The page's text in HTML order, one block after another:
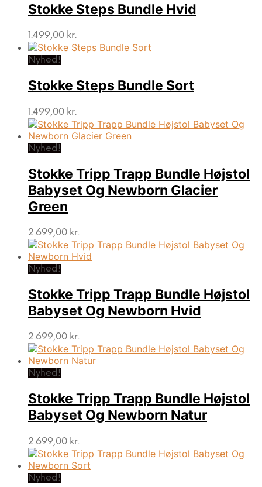
Stokke Steps Bundle Hvid
1.499,00 kr.
Nyhed!
Stokke Steps Bundle Sort
1.499,00 kr.
Nyhed!
Stokke Tripp Trapp Bundle Højstol
Babyset Og Newborn Glacier
Green
2.699,00 kr.
Nyhed!
Stokke Tripp Trapp Bundle Højstol
Babyset Og Newborn Hvid
2.699,00 kr.
Nyhed!
Stokke Tripp Trapp Bundle Højstol
Babyset Og Newborn Natur
2.699,00 kr.
Nyhed!